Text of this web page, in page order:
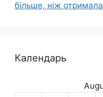
більше, ніж отримала
Календарь